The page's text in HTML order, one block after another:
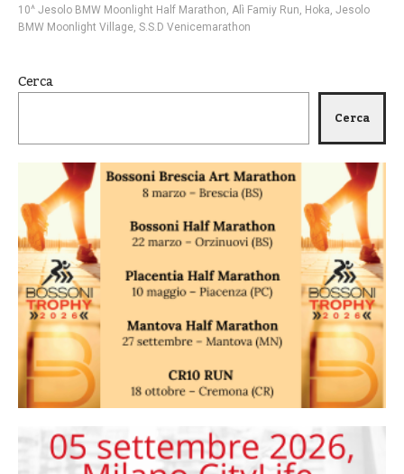
10^ Jesolo BMW Moonlight Half Marathon Alì Famiy Run Hoka Jesolo
BMW Moonlight Village S.S.D Venicemarathon
Cerca
Cerca